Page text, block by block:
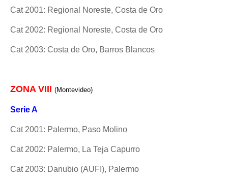
Cat 2001: Regional Noreste, Costa de Oro
Cat 2002: Regional Noreste, Costa de Oro
Cat 2003: Costa de Oro, Barros Blancos
ZONA VIII (Montevideo)
Serie A
Cat 2001: Palermo, Paso Molino
Cat 2002: Palermo, La Teja Capurro
Cat 2003: Danubio (AUFI), Palermo